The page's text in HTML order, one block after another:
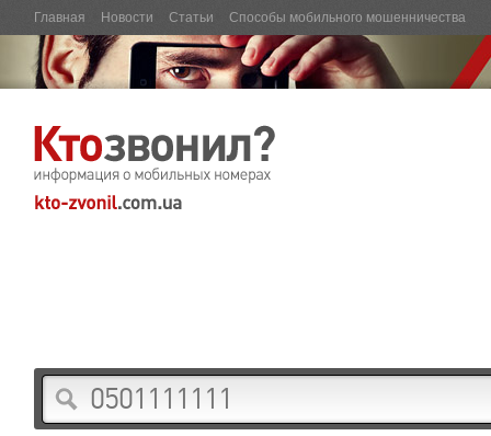
Главная Новости Статьи Способы мобильного мошенничества